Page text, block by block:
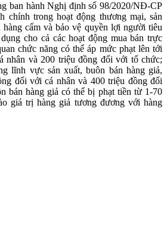
ban hành Nghị định số 98/2020/NĐ-CP
chính trong hoạt động thương mại, sản
hàng cấm và bảo vệ quyền lợi người tiêu
cho cả các hoạt động mua bán trực
chức năng có thể áp mức phạt lên tới
nhân và 200 triệu đồng đối với tổ chức;
lĩnh vực sản xuất, buôn bán hàng giả,
đối với cá nhân và 400 triệu đồng đối
bán hàng giả có thể bị phạt tiền từ 1-70
giá trị hàng giả tương đương với hàng